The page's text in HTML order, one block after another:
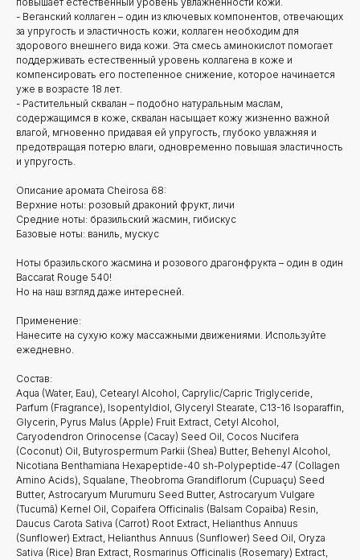
- Веганский коллаген – один из ключевых компонентов, отвечающих
за упругость и эластичность кожи, коллаген необходим для
здорового внешнего вида кожи. Эта смесь аминокислот помогает
поддерживать естественный уровень коллагена в коже и
компенсировать его постепенное снижение, которое начинается
уже в возрасте 18 лет.
- Растительный сквалан – подобно натуральным маслам,
содержащимся в коже, сквалан насыщает кожу жизненно важной
влагой, мгновенно придавая ей упругость, глубоко увлажняя и
предотвращая потерю влаги, одновременно повышая эластичность
и упругость.
Описание аромата Cheirosa 68:
Верхние ноты: розовый драконий фрукт, личи
Средние ноты: бразильский жасмин, гибискус
Базовые ноты: ваниль, мускус
Ноты бразильского жасмина и розового драгонфрукта – один в один
Baccarat Rouge 540!
Но на наш взгляд даже интересней.
Применение:
Нанесите на сухую кожу массажными движениями. Используйте
ежедневно.
Состав:
Aqua (Water, Eau), Cetearyl Alcohol, Caprylic/Capric Triglyceride,
Parfum (Fragrance), Isopentyldiol, Glyceryl Stearate, C13-16 Isoparaffin,
Glycerin, Pyrus Malus (Apple) Fruit Extract, Cetyl Alcohol,
Caryodendron Orinocense (Cacay) Seed Oil, Cocos Nucifera
(Coconut) Oil, Butyrospermum Parkii (Shea) Butter, Behenyl Alcohol,
Nicotiana Benthamiana Hexapeptide-40 sh-Polypeptide-47 (Collagen
Amino Acids), Squalane, Theobroma Grandiflorum (Cupuaçu) Seed
Butter, Astrocaryum Murumuru Seed Butter, Astrocaryum Vulgare
(Tucumã) Kernel Oil, Copaifera Officinalis (Balsam Copaiba) Resin,
Daucus Carota Sativa (Carrot) Root Extract, Helianthus Annuus
(Sunflower) Extract, Helianthus Annuus (Sunflower) Seed Oil, Oryza
Sativa (Rice) Bran Extract, Rosmarinus Officinalis (Rosemary) Extract,